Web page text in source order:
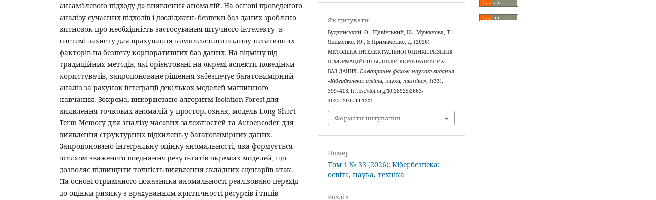
ансамблевого підходу до виявлення аномалій. На основі проведеного
аналізу сучасних підходів і досліджень безпеки баз даних зроблено
висновок про необхідність застосування штучного інтелекту в
системі захисту для врахування комплексного впливу негативних
факторів на безпеку корпоративних баз даних. На відміну від
традиційних методів, які орієнтовані на окремі аспекти поведінки
користувачів, запропоноване рішення забезпечує багатовимірний
аналіз за рахунок інтеграції декількох моделей машинного
навчання. Зокрема, використано алгоритм Isolation Forest для
виявлення точкових аномалій у просторі ознак, модель Long Short-
Term Memory для аналізу часових залежностей та Autoencoder для
виявлення структурних відхилень у багатовимірних даних.
Запропоновано інтегральну оцінку аномальності, яка формується
шляхом зваженого поєднання результатів окремих моделей, що
дозволяє підвищити точність виявлення складних сценаріїв атак.
На основі отриманого показника аномальності реалізовано перехід
до оцінки ризику з врахуванням критичності ресурсів і типів
Як цитувати
Будзинський, О., Щавінський, Ю., Мужанова, Т.,
Якименко, Ю., & Примаченко, Д. (2026).
МЕТОДИКА ІНТЕЛЕКТУАЛЬНОЇ ОЦІНКИ РИЗИКІВ
ІНФОРМАЦІЙНОЇ БЕЗПЕКИ КОРПОРАТИВНИХ
БАЗ ДАНИХ.Електронне фахове наукове видання
«Кібербезпека: освіта, наука, техніка»,1(33),
399–413. https://doi.org/10.28925/2663-
4023.2026.33.1221
Формати цитування
Номер
Том 1 № 33 (2026): Кібербезпека:
освіта, наука, техніка
Розділ